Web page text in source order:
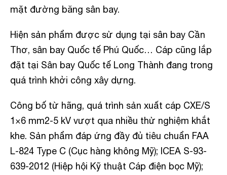
mặt đường băng sân bay.
Hiện sản phẩm được sử dụng tại sân bay Cần
Thơ, sân bay Quốc tế Phú Quốc… Cáp cũng lắp
đặt tại Sân bay Quốc tế Long Thành đang trong
quá trình khởi công xây dựng.
Công bố từ hãng, quá trình sản xuất cáp CXE/S
1×6 mm2-5 kV vượt qua nhiều thử nghiệm khắt
khe. Sản phẩm đáp ứng đầy đủ tiêu chuẩn FAA
L-824 Type C (Cục hàng không Mỹ); ICEA S-93-
639-2012 (Hiệp hội Kỹ thuật Cáp điện bọc Mỹ);